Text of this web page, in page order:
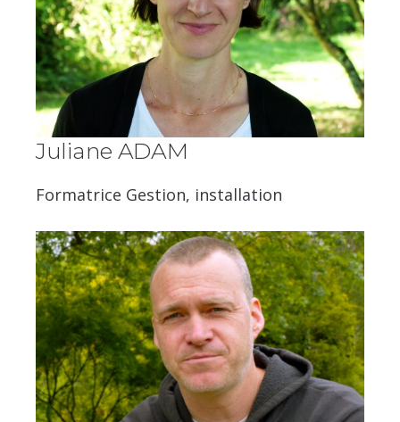
Juliane ADAM
Formatrice Gestion, installation